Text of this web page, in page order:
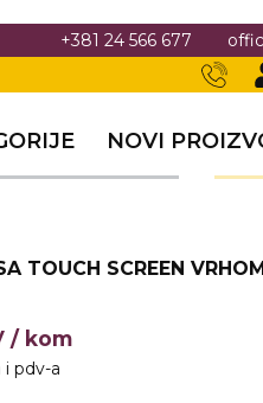
+381 24 566 677
NOVI
TOUCH SCREEN
/ kom
pdv-a